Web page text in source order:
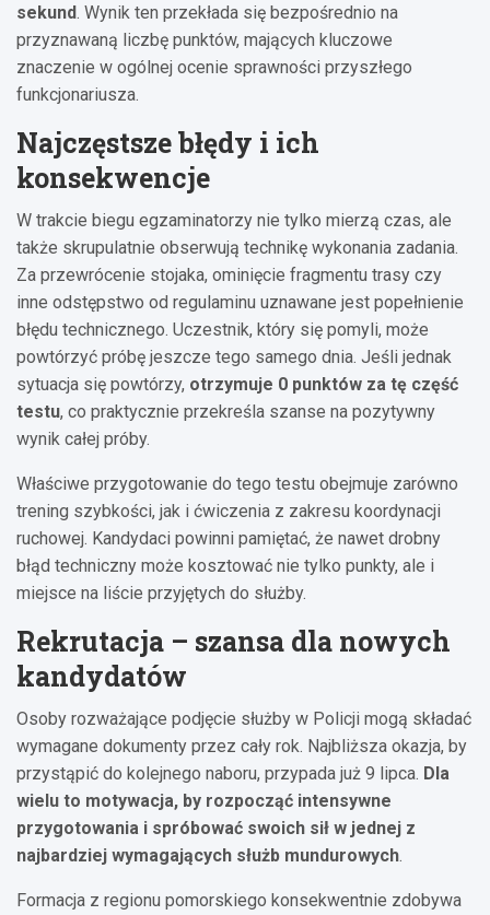
sekund. Wynik ten przekłada się bezpośrednio na
przyznawaną liczbę punktów, mających kluczowe
znaczenie w ogólnej ocenie sprawności przyszłego
funkcjonariusza.
Najczęstsze błędy i ich
konsekwencje
W trakcie biegu egzaminatorzy nie tylko mierzą czas, ale
także skrupulatnie obserwują technikę wykonania zadania.
Za przewrócenie stojaka, ominięcie fragmentu trasy czy
inne odstępstwo od regulaminu uznawane jest popełnienie
błędu technicznego. Uczestnik, który się pomyli, może
powtórzyć próbę jeszcze tego samego dnia. Jeśli jednak
sytuacja się powtórzy, otrzymuje 0 punktów za tę część
testu, co praktycznie przekreśla szanse na pozytywny
wynik całej próby.
Właściwe przygotowanie do tego testu obejmuje zarówno
trening szybkości, jak i ćwiczenia z zakresu koordynacji
ruchowej. Kandydaci powinni pamiętać, że nawet drobny
błąd techniczny może kosztować nie tylko punkty, ale i
miejsce na liście przyjętych do służby.
Rekrutacja – szansa dla nowych
kandydatów
Osoby rozważające podjęcie służby w Policji mogą składać
wymagane dokumenty przez cały rok. Najbliższa okazja, by
przystąpić do kolejnego naboru, przypada już 9 lipca. Dla
wielu to motywacja, by rozpocząć intensywne
przygotowania i spróbować swoich sił w jednej z
najbardziej wymagających służb mundurowych.
Formacja z regionu pomorskiego konsekwentnie zdobywa